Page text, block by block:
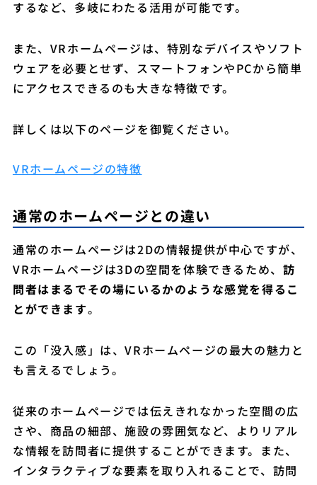
するなど、多岐にわたる活用が可能です。
また、VRホームページは、特別なデバイスやソフト
ウェアを必要とせず、スマートフォンやPCから簡単
にアクセスできるのも大きな特徴です。
詳しくは以下のページを御覧ください。
VRホームページの特徴
通常のホームページとの違い
通常のホームページは2Dの情報提供が中心ですが、
VRホームページは3Dの空間を体験できるため、 訪
問者はまるでその場にいるかのような感覚を得るこ
とができます。
この「没入感」は、VRホームページの最大の魅力と
も言えるでしょう。
従来のホームページでは伝えきれなかった空間の広
さや、商品の細部、施設の雰囲気など、よりリアル
な情報を訪問者に提供することができます。また、
インタラクティブな要素を取り入れることで、訪問